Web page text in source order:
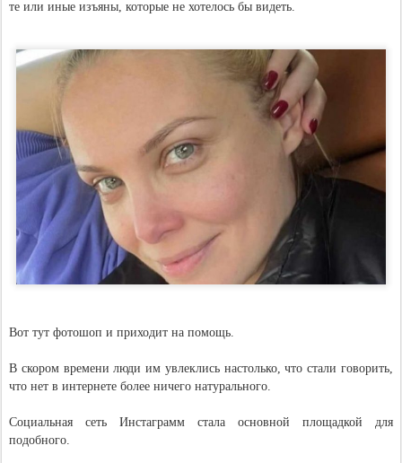
те или иные изъяны, которые не хотелось бы видеть.
Вот тут фотошоп и приходит на помощь.
В скором времени люди им увлеклись настолько, что стали говорить,
что нет в интернете более ничего натурального.
Социальная сеть Инстаграмм стала основной площадкой для
подобного.